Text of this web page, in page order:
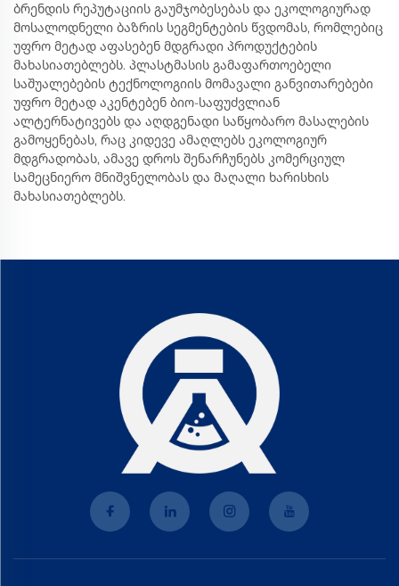
ბრენდის რეპუტაციის გაუმჯობესებას და ეკოლოგიურად
მოსალოდნელი ბაზრის სეგმენტების წვდომას, რომლებიც
უფრო მეტად აფასებენ მდგრადი პროდუქტების
მახასიათებლებს. პლასტმასის გამაფართოებელი
საშუალებების ტექნოლოგიის მომავალი განვითარებები
უფრო მეტად აკენტებენ ბიო-საფუძვლიან
ალტერნატივებს და აღდგენადი საწყობარო მასალების
გამოყენებას, რაც კიდევე ამაღლებს ეკოლოგიურ
მდგრადობას, ამავე დროს შენარჩუნებს კომერციულ
სამეცნიერო მნიშვნელობას და მაღალი ხარისხის
მახასიათებლებს.